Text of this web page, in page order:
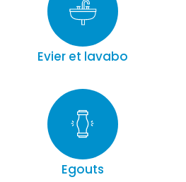
Evier et lavabo
Egouts